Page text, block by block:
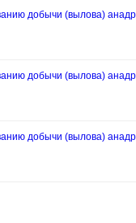
добычи (вылова)
добычи (вылова)
добычи (вылова)